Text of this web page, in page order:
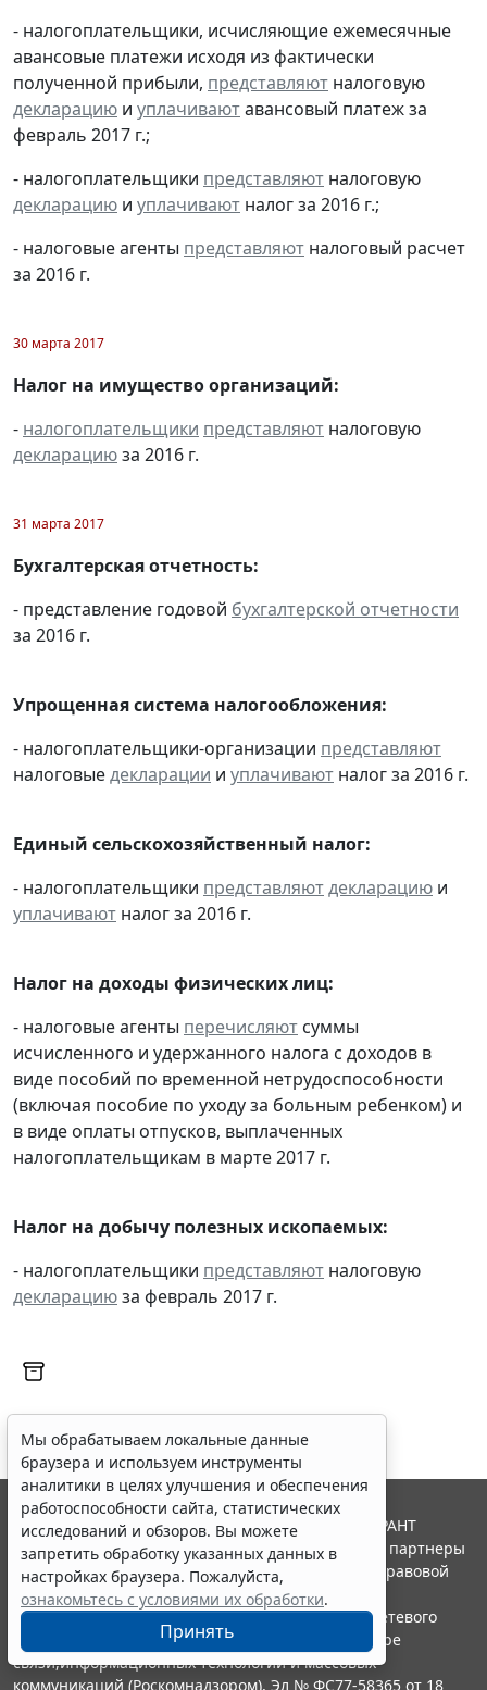
- налогоплательщики, исчисляющие ежемесячные
авансовые платежи исходя из фактически
полученной прибыли, представляют налоговую
декларацию и уплачиваютавансовый платеж за
февраль 2017 г.;
- налогоплательщики представляют налоговую
декларацию и уплачивают налог за 2016 г.;
- налоговые агенты представляют налоговый расчет
за 2016 г.
30 марта 2017
Налог на имущество организаций:
- налогоплательщики представляют налоговую
декларациюза 2016 г.
31 марта 2017
Бухгалтерская отчетность:
- представление годовой бухгалтерской отчетности
за 2016 г.
Упрощенная система налогообложения:
- налогоплательщики-организации представляют
налоговыедекларации и уплачивают налог за 2016 г.
Единый сельскохозяйственный налог:
- налогоплательщики представляютдекларацию и
уплачивают налог за 2016 г.
Налог на доходы физических лиц:
- налоговые агенты перечисляют суммы
исчисленного и удержанного налога с доходов в
виде пособий по временной нетрудоспособности
(включая пособие по уходу за больным ребенком) и
в виде оплаты отпусков, выплаченных
налогоплательщикам в марте 2017 г.
Налог на добычу полезных ископаемых:
- налогоплательщики представляют налоговую
декларациюза февраль 2017 г.
Мы обрабатываем локальные данные
браузера и используем инструменты
аналитики в целях улучшения и обеспечения
работоспособности сайта, статистических
исследований и обзоров. Вы можете
запретить обработку указанных данных в
настройках браузера. Пожалуйста,
ознакомьтесь с условиями их обработки.
Принять
© ООО "НПП "ГАРАНТ-СЕРВИС", 2026. Система ГАРАНТ
выпускается с 1990 года. Компания "Гарант" и ее партнеры
являются участниками Российской ассоциации правовой
информации ГАРАНТ.
Портал ГАРАНТ.РУ зарегистрирован в качестве сетевого
издания Федеральной службой по надзору в сфере
связи,информационных технологий и массовых
коммуникаций (Роскомнадзором), Эл № ФС77-58365 от 18